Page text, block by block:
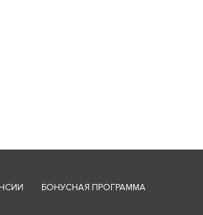
БОНУСНАЯ ПРОГРАММА